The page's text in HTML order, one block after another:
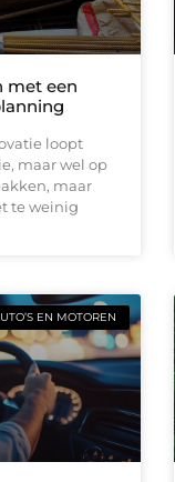
met een
loopt
maar wel op
maar
te weinig
EN MOTOREN